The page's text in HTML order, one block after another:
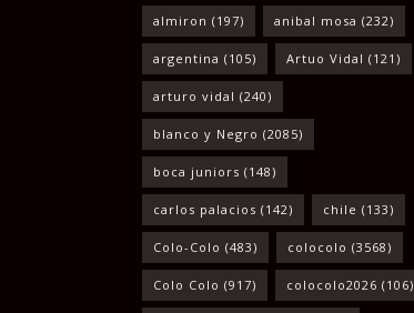
almiron (197) anibal mosa (232)
argentina (105) Artuo Vidal (121)
arturo vidal (240)
blanco y Negro (2085)
boca juniors (148)
carlos palacios (142) chile (133)
Colo-Colo (483) colocolo (3568)
Colo Colo (917) colocolo2026 (106)